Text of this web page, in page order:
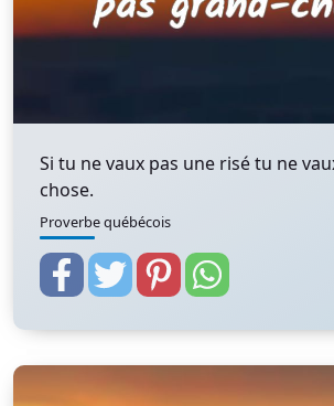
Si tu ne vaux pas une risé tu ne
chose.
Proverbe québécois